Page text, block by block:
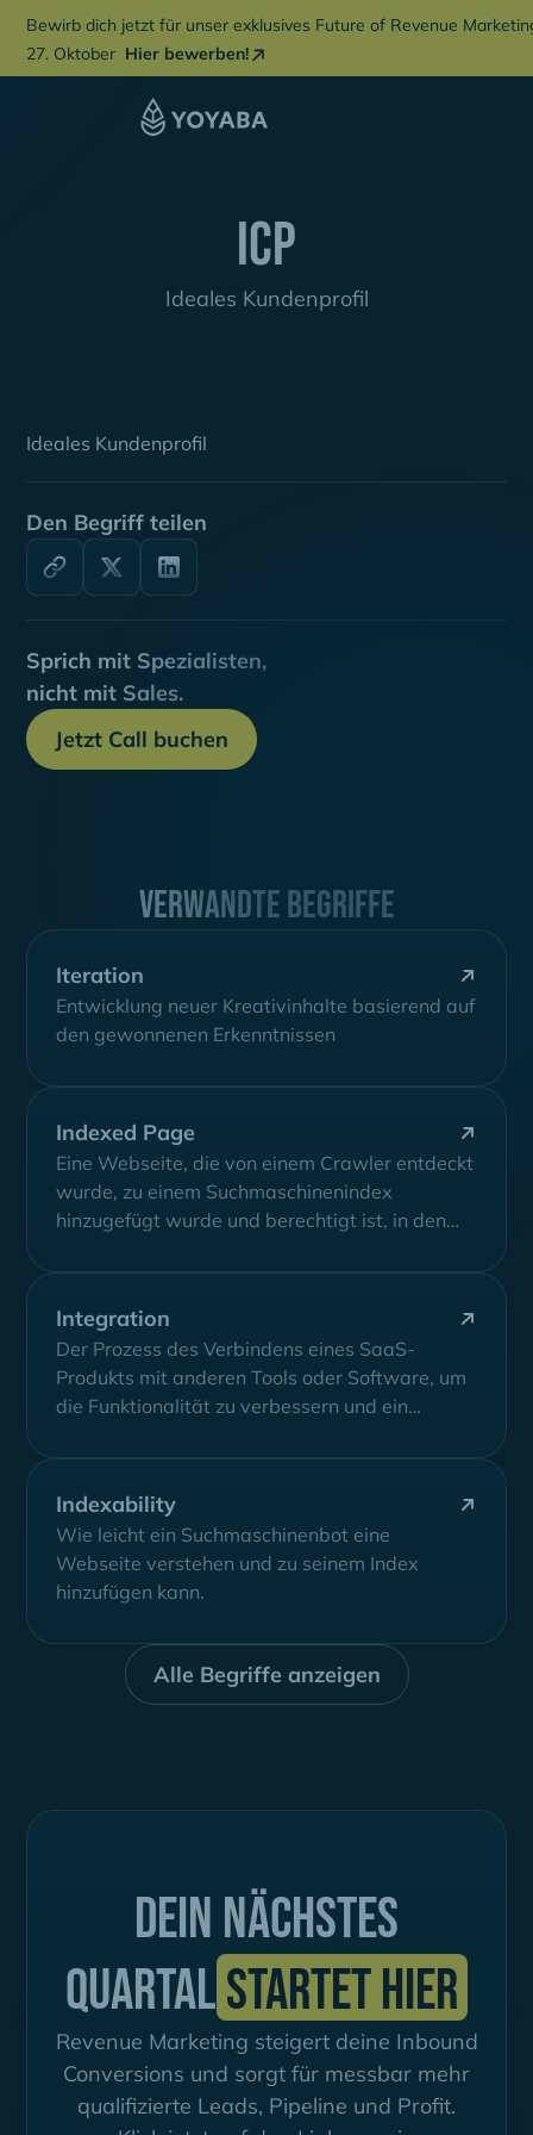
Bewirb dich jetzt für unser exklusives Future of Revenue
27. Oktober Hier bewerben!
ICP
Ideales Kundenprofil
Den Begriff teilen
Sprich mit Spezialisten,
nicht mit Sales.
Jetzt Call buchen
Ideales Kundenprofil
Verwandte Begriffe
Iteration
Entwicklung neuer Kreativinhalte basierend auf
den gewonnenen Erkenntnissen
Indexed Page
Eine Webseite, die von einem Crawler entdeckt
wurde, zu einem Suchmaschinenindex
hinzugefügt wurde und berechtigt ist, in den
Integration
Der Prozess des Verbindens eines SaaS-
Produkts mit anderen Tools oder Software, um
die Funktionalität zu verbessern und ein
Indexability
Wie leicht ein Suchmaschinenbot eine
Webseite verstehen und zu seinem Index
hinzufügen kann.
Alle Begriffe anzeigen
Dein nächstes
Quartalstartet hier
Revenue Marketing steigert deine Inbound
Conversions und sorgt für messbar mehr
qualifizierte Leads, Pipeline und Profit.